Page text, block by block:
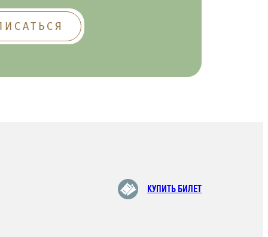
КУПИТЬ БИЛЕТ